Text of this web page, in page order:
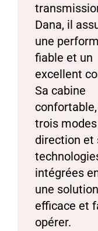
Dana, il
une
fiable et un
excellent
Sa cabine
trois
direction et
intégrées
une solution
efficace et
opérer.